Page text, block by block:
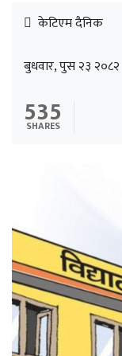
केटिएम दैनिक
बुधवार, पुस २३ २०८२
535
SHARES